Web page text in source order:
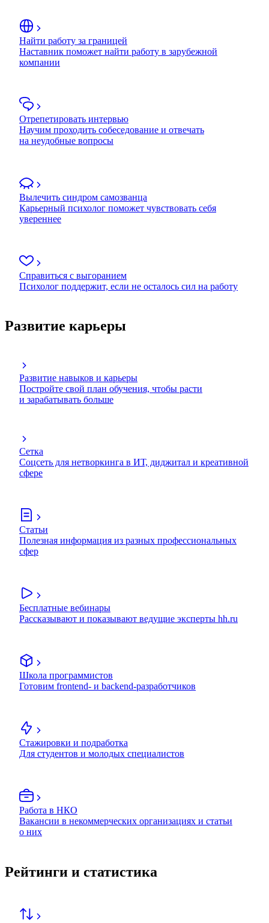
Найти работу за границей
Наставник поможет найти работу в зарубежной
компании
Отрепетировать интервью
Научим проходить собеседование и отвечать
на неудобные вопросы
Вылечить синдром самозванца
Карьерный психолог поможет чувствовать себя
увереннее
Справиться с выгоранием
Психолог поддержит, если не осталось сил на работу
Развитие карьеры
Развитие навыков и карьеры
Постройте свой план обучения, чтобы расти
и зарабатывать больше
Сетка
Соцсеть для нетворкинга в ИТ, диджитал и креативной
сфере
Статьи
Полезная информация из разных профессиональных
сфер
Бесплатные вебинары
Рассказывают и показывают ведущие эксперты hh.ru
Школа программистов
Готовим frontend- и backend-разработчиков
Стажировки и подработка
Для студентов и молодых специалистов
Работа в НКО
Вакансии в некоммерческих организациях и статьи
о них
Рейтинги и статистика